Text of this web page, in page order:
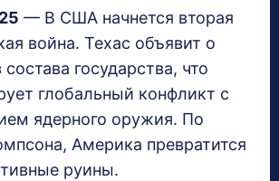
— В США начнется вторая
война. Техас объявит о
государства, что
глобальный конфликт с
ядерного оружия. По
Америка превратится
руины.